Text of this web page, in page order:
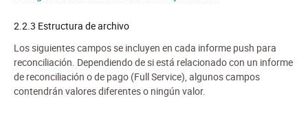
2.2.3 Estructura de archivo
Los siguientes campos se incluyen en cada informe push para
reconciliación. Dependiendo de si está relacionado con un informe
de reconciliación o de pago (Full Service), algunos campos
contendrán valores diferentes o ningún valor.